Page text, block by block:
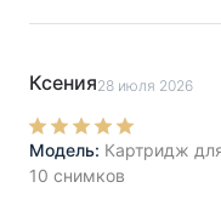
Ксения28 июля 2026
Модель: Картридж
10 снимков